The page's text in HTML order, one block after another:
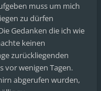
muss um mich
zu dürfen
Gedanken die ich wie
keinen
zurückliegenden
vor wenigen Tagen.
abgerufen wurden,